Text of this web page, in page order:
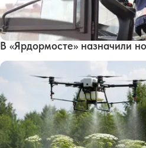
В «Ярдормосте» назначили